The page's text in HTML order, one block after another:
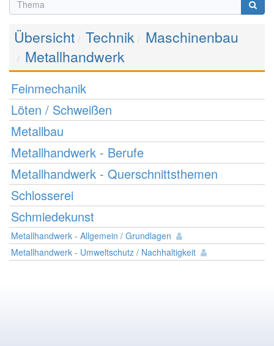
Übersicht Technik Maschinenbau
Metallhandwerk
Feinmechanik
Löten / Schweißen
Metallbau
Metallhandwerk - Berufe
Metallhandwerk - Querschnittsthemen
Schlosserei
Schmiedekunst
Metallhandwerk - Allgemein / Grundlagen
Metallhandwerk - Umweltschutz / Nachhaltigkeit